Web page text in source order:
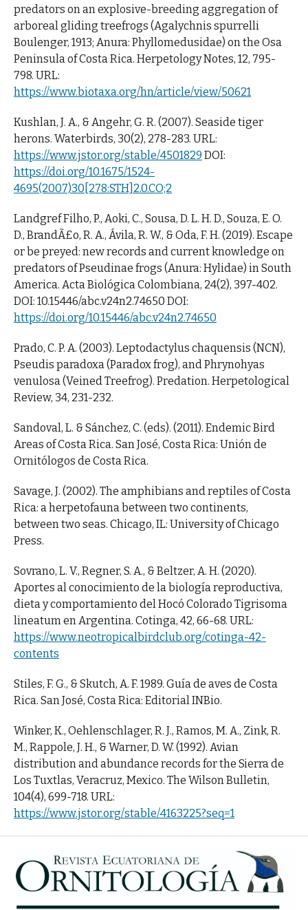
predators on an explosive-breeding aggregation of
arboreal gliding treefrogs (Agalychnis spurrelli
Boulenger, 1913; Anura: Phyllomedusidae) on the Osa
Peninsula of Costa Rica. Herpetology Notes, 12, 795-
798. URL:
https://www.biotaxa.org/hn/article/view/50621
Kushlan, J. A., & Angehr, G. R. (2007). Seaside tiger
herons. Waterbirds, 30(2), 278-283. URL:
https://www.jstor.org/stable/4501829 DOI:
https://doi.org/10.1675/1524-
4695(2007)30[278:STH]2.0.CO;2
Landgref Filho, P., Aoki, C., Sousa, D. L. H. D., Souza, E. O.
D., BrandÃ£o, R. A., Ávila, R. W., & Oda, F. H. (2019). Escape
or be preyed: new records and current knowledge on
predators of Pseudinae frogs (Anura: Hylidae) in South
America. Acta Biológica Colombiana, 24(2), 397-402.
DOI: 10.15446/abc.v24n2.74650 DOI:
https://doi.org/10.15446/abc.v24n2.74650
Prado, C. P. A. (2003). Leptodactylus chaquensis (NCN),
Pseudis paradoxa (Paradox frog), and Phrynohyas
venulosa (Veined Treefrog). Predation. Herpetological
Review, 34, 231-232.
Sandoval, L. & Sánchez, C. (eds). (2011). Endemic Bird
Areas of Costa Rica. San José, Costa Rica: Unión de
Ornitólogos de Costa Rica.
Savage, J. (2002). The amphibians and reptiles of Costa
Rica: a herpetofauna between two continents,
between two seas. Chicago, IL: University of Chicago
Press.
Sovrano, L. V., Regner, S. A., & Beltzer, A. H. (2020).
Aportes al conocimiento de la biología reproductiva,
dieta y comportamiento del Hocó Colorado Tigrisoma
lineatum en Argentina. Cotinga, 42, 66-68. URL:
https://www.neotropicalbirdclub.org/cotinga-42-
contents
Stiles, F. G., & Skutch, A. F. 1989. Guía de aves de Costa
Rica. San José, Costa Rica: Editorial INBio.
Winker, K., Oehlenschlager, R. J., Ramos, M. A., Zink, R.
M., Rappole, J. H., & Warner, D. W. (1992). Avian
distribution and abundance records for the Sierra de
Los Tuxtlas, Veracruz, Mexico. The Wilson Bulletin,
104(4), 699-718. URL:
https://www.jstor.org/stable/4163225?seq=1